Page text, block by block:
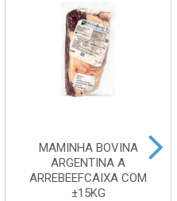
MAMINHA BOVINA
ARGENTINA A
ARREBEEFCAIXA COM
±15KG